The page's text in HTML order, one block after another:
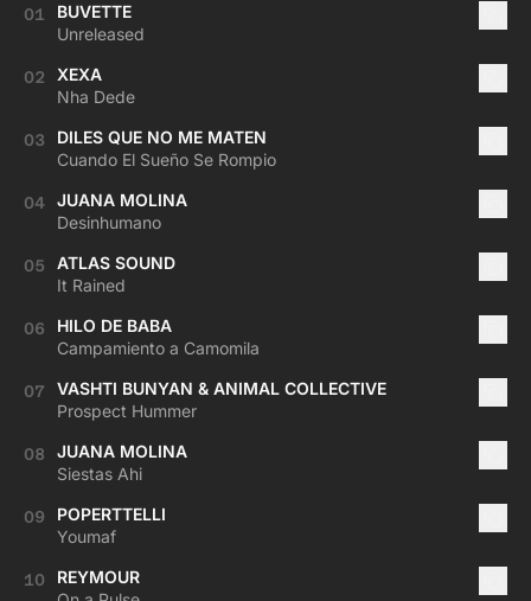
01
BUVETTE
Unreleased
02
XEXA
Nha Dede
03
DILES QUE NO ME MATEN
Cuando El Sueño Se Rompio
04
JUANA MOLINA
Desinhumano
05
ATLAS SOUND
It Rained
06
HILO DE BABA
Campamiento a Camomila
07
VASHTI BUNYAN & ANIMAL COLLECTIVE
Prospect Hummer
08
JUANA MOLINA
Siestas Ahi
09
POPERTTELLI
Youmaf
10
REYMOUR